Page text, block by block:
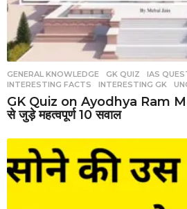
GENERAL KNOWLEDGE ,GK QUIZ ,IAS
INTERESTING FACTS
,INTERESTING GK ,
GK Quiz on Ayodhya Ram
से जुड़े महत्वपूर्ण 10 सवाल